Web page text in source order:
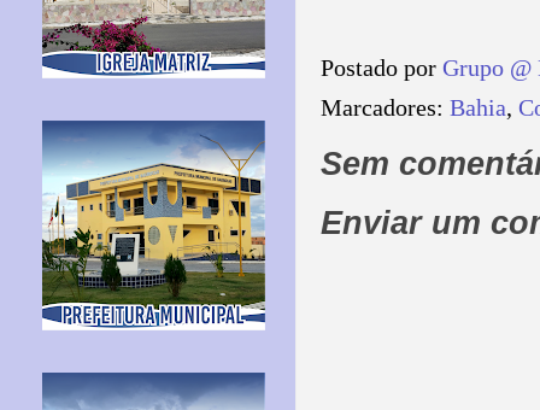
Postado por Grupo @
Marcadores: Bahia,
Sem
Enviar um